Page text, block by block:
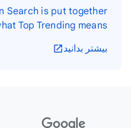
Search is put together
Top Trending means.
بیشتر بدانید